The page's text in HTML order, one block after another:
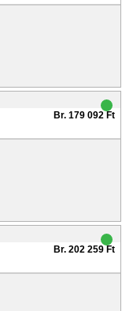
Br. 179 092 Ft
Br. 202 259 Ft